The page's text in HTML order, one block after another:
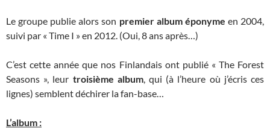
Le groupe publie alors son premier album éponyme en 2004,
suivi par « Time I » en 2012. (Oui, 8 ans après…)
C’est cette année que nos Finlandais ont publié « The Forest
Seasons », leur troisième album, qui (à l’heure où j’écris ces
lignes) semblent déchirer la fan-base…
L’album :